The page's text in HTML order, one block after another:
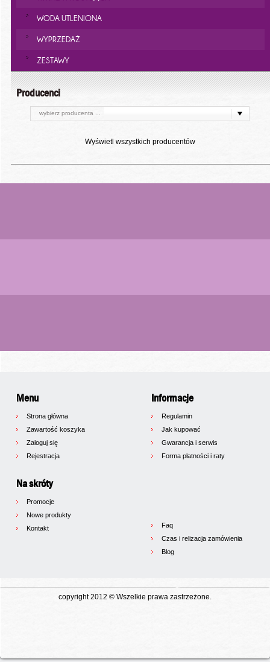
WODA UTLENIONA
WYPRZEDAŻ
ZESTAWY
Producenci
wybierz producenta ...
Wyświetl wszystkich producentów
Menu
Strona główna
Zawartość koszyka
Zaloguj się
Rejestracja
Na skróty
Promocje
Nowe produkty
Kontakt
Informacje
Regulamin
Jak kupować
Gwarancja i serwis
Forma płatności i raty
Faq
Czas i relizacja zamówienia
Blog
copyright 2012 © Wszelkie prawa zastrzeżone.